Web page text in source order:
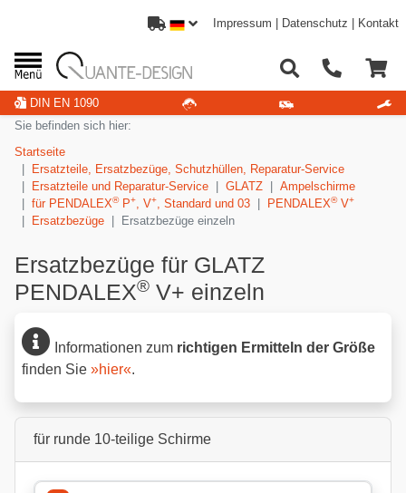
Impressum Datenschutz Kontakt
DIN EN 1090
Sie befinden sich hier:
Startseite
Ersatzteile, Ersatzbezüge, Schutzhüllen, Reparatur-Service
Ersatzteile und Reparatur-Service
GLATZ
Ampelschirme
für PENDALEX®P+, V+, Standard und 03 PENDALEX®V+
Ersatzbezüge Ersatzbezüge einzeln
Ersatzbezüge für GLATZ
PENDALEX® V+ einzeln
Informationen zum richtigen Ermitteln der Größe
finden Sie »hier«.
für runde 10-teilige Schirme